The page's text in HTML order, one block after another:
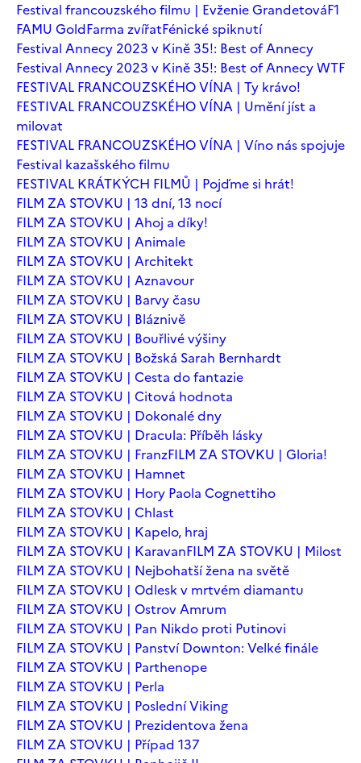
Festival francouzského filmu | Evženie GrandetováF1
FAMU GoldFarma zvířatFénické spiknutí
Festival Annecy 2023 v Kině 35!: Best of Annecy
Festival Annecy 2023 v Kině 35!: Best of Annecy WTF
FESTIVAL FRANCOUZSKÉHO VÍNA | Ty krávo!
FESTIVAL FRANCOUZSKÉHO VÍNA | Umění jíst a
milovat
FESTIVAL FRANCOUZSKÉHO VÍNA | Víno nás spojuje
Festival kazašského filmu
FESTIVAL KRÁTKÝCH FILMŮ | Pojďme si hrát!
FILM ZA STOVKU | 13 dní, 13 nocí
FILM ZA STOVKU | Ahoj a díky!
FILM ZA STOVKU | Animale
FILM ZA STOVKU | Architekt
FILM ZA STOVKU | Aznavour
FILM ZA STOVKU | Barvy času
FILM ZA STOVKU | Bláznivě
FILM ZA STOVKU | Bouřlivé výšiny
FILM ZA STOVKU | Božská Sarah Bernhardt
FILM ZA STOVKU | Cesta do fantazie
FILM ZA STOVKU | Citová hodnota
FILM ZA STOVKU | Dokonalé dny
FILM ZA STOVKU | Dracula: Příběh lásky
FILM ZA STOVKU | FranzFILM ZA STOVKU | Gloria!
FILM ZA STOVKU | Hamnet
FILM ZA STOVKU | Hory Paola Cognettiho
FILM ZA STOVKU | Chlast
FILM ZA STOVKU | Kapelo, hraj
FILM ZA STOVKU | KaravanFILM ZA STOVKU | Milost
FILM ZA STOVKU | Nejbohatší žena na světě
FILM ZA STOVKU | Odlesk v mrtvém diamantu
FILM ZA STOVKU | Ostrov Amrum
FILM ZA STOVKU | Pan Nikdo proti Putinovi
FILM ZA STOVKU | Panství Downton: Velké finále
FILM ZA STOVKU | Parthenope
FILM ZA STOVKU | Perla
FILM ZA STOVKU | Poslední Viking
FILM ZA STOVKU | Prezidentova žena
FILM ZA STOVKU | Případ 137